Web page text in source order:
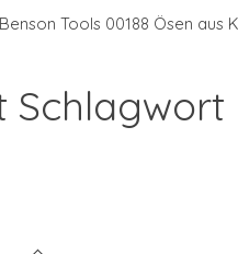
Benson Tools 00188 Ösen aus
Schlagwort